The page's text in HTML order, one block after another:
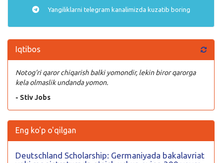
Yangiliklarni telegram kanalimizda kuzatib boring
Iqtibos
Notog’ri qaror chiqarish balki yomondir, lekin biror qarorga
kela olmaslik undanda yomon.
- Stiv Jobs
Eng ko'p o'qilgan
Deutschland Scholarship: Germaniyada bakalavriat